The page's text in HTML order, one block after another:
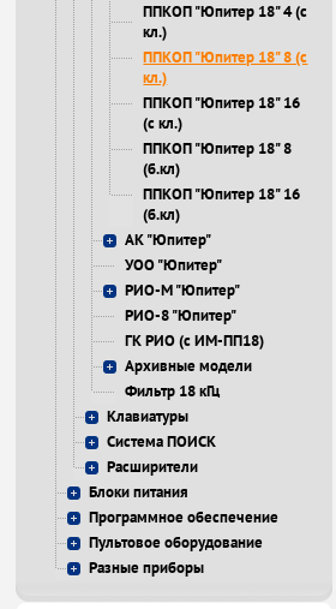
ППКОП "Юпитер 18" 4 (с
кл.)
ППКОП "Юпитер 18" 8 (с
кл.)
ППКОП "Юпитер 18" 16
(с кл.)
ППКОП "Юпитер 18" 8
(б.кл)
ППКОП "Юпитер 18" 16
(б.кл)
АК "Юпитер"
УОО "Юпитер"
РИО-М "Юпитер"
РИО-8 "Юпитер"
ГК РИО (с ИМ-ПП18)
Архивные модели
Фильтр 18 кГц
Клавиатуры
Система ПОИСК
Расширители
Блоки питания
Программное обеспечение
Пультовое оборудование
Разные приборы